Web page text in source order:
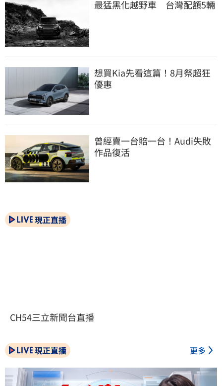
最猛黑化越野車　台灣配額5輛
想買Kia先看這篇！8月祭超狂
優惠
曾經賣一台賠一台！Audi失敗
作品復活
現正直播
CH54三立新聞台直播
現正直播 更多